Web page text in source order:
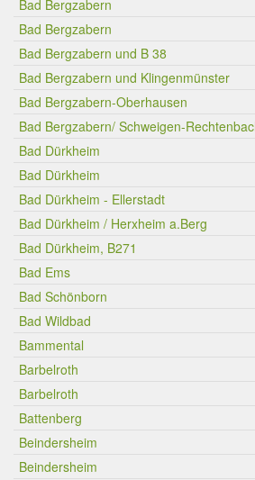
Bad Bergzabern
Bad Bergzabern
Bad Bergzabern und B 38
Bad Bergzabern und Klingenmünster
Bad Bergzabern-Oberhausen
Bad Bergzabern/ Schweigen-
Bad Dürkheim
Bad Dürkheim
Bad Dürkheim - Ellerstadt
Bad Dürkheim / Herxheim a.Berg
Bad Dürkheim, B271
Bad Ems
Bad Schönborn
Bad Wildbad
Bammental
Barbelroth
Barbelroth
Battenberg
Beindersheim
Beindersheim